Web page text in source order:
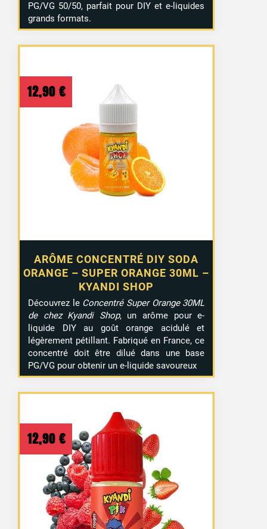
PG/VG 50/50, parfait pour DIY et e-liquides
grands formats.
ARÔME CONCENTRÉ DIY SODA
ORANGE – SUPER ORANGE 30ML –
KYANDI SHOP
12,90 €
Découvrez le Concentré Super Orange 30ML
de chez Kyandi Shop, un arôme pour e-
liquide DIY au goût orange acidulé et
légèrement pétillant. Fabriqué en France, ce
concentré doit être dilué dans une base
PG/VG pour obtenir un e-liquide savoureux
12,90 €